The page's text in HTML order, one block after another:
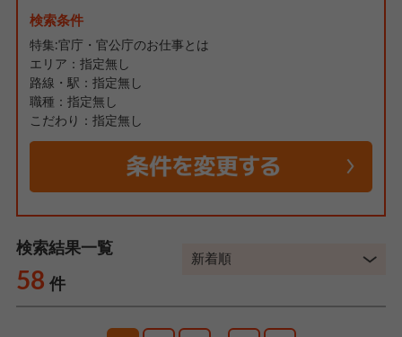
検索条件
特集:官庁・官公庁のお仕事とは
エリア：指定無し
路線・駅：指定無し
職種：指定無し
こだわり：指定無し
検索結果一覧
58 件